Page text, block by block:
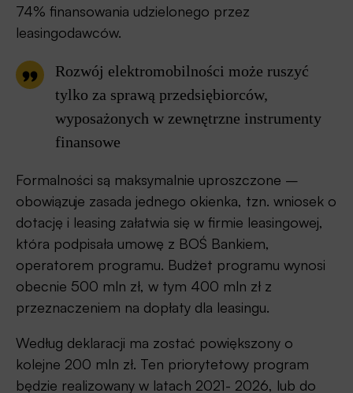
74% finansowania udzielonego przez
leasingodawców.
Rozwój elektromobilności może ruszyć
tylko za sprawą przedsiębiorców,
wyposażonych w zewnętrzne instrumenty
finansowe
Formalności są maksymalnie uproszczone –
obowiązuje zasada jednego okienka, tzn. wniosek o
dotację i leasing załatwia się w firmie leasingowej,
która podpisała umowę z BOŚ Bankiem,
operatorem programu. Budżet programu wynosi
obecnie 500 mln zł, w tym 400 mln zł z
przeznaczeniem na dopłaty dla leasingu.
Według deklaracji ma zostać powiększony o
kolejne 200 mln zł. Ten priorytetowy program
będzie realizowany w latach 2021- 2026, lub do